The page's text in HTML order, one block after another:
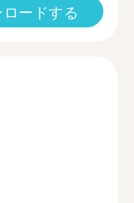
ードする